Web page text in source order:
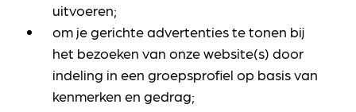
uitvoeren;
om je gerichte advertenties te tonen bij
het bezoeken van onze website(s) door
indeling in een groepsprofiel op basis van
kenmerken en gedrag;